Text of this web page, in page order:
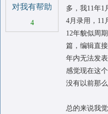
对我有帮助
4
多，我11年1
4月录用，11
12年貌似周
篇，编辑直
年内无法发
感觉现在这
没有以前那
总的来说我